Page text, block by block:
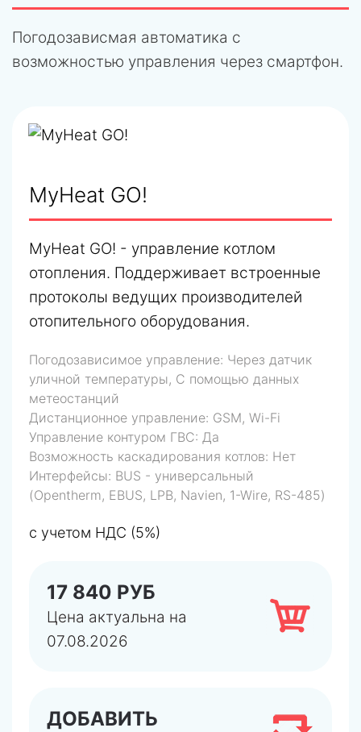
Погодозависмая автоматика с
возможностью управления через смартфон.
MyHeat GO!
MyHeat GO! - управление котлом
отопления. Поддерживает встроенные
протоколы ведущих производителей
отопительного оборудования.
Погодозависимое управление: Через датчик
уличной температуры, С помощью данных
метеостанций
Дистанционное управление: GSM, Wi-Fi
Управление контуром ГВС: Да
Возможность каскадирования котлов: Нет
Интерфейсы: BUS - универсальный
(Opentherm, EBUS, LPB, Navien, 1-Wire, RS-485)
с учетом НДС (5%)
17 840 РУБ
Цена актуальна на
07.08.2026
ДОБАВИТЬ